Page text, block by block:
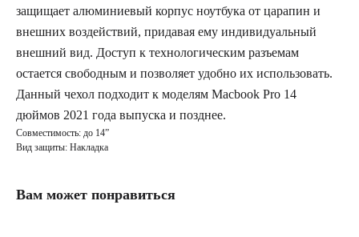
защищает алюминиевый корпус ноутбука от царапин и
внешних воздействий, придавая ему индивидуальный
внешний вид. Доступ к технологическим разъемам
остается свободным и позволяет удобно их использовать.
Данный чехол подходит к моделям Macbook Pro 14
дюймов 2021 года выпуска и позднее.
Совместимость: до 14”
Вид защиты: Накладка
Вам может понравиться